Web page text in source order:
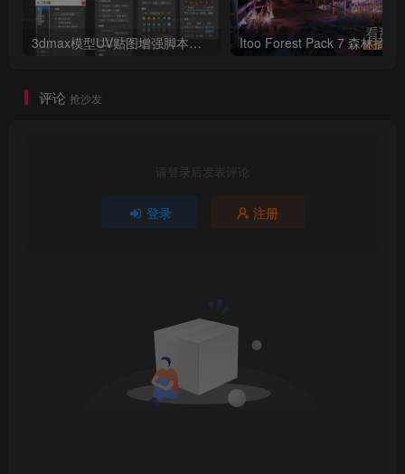
3dmax模型UV贴图增强脚本插件工具UVTools 3.2L 汉化破解版 For 3dmax2014~2023
评论 抢沙发
请登录后发表评论
登录 注册